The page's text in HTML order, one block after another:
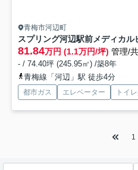
青梅市河辺町
スプリング河辺駅前メディカル
81.84万円 (1.1万円/坪) 管理/
- / 74.40坪 (245.95㎡) /築8年
青梅線「河辺」駅 徒歩4分
都市ガス エレベーター トイ
1